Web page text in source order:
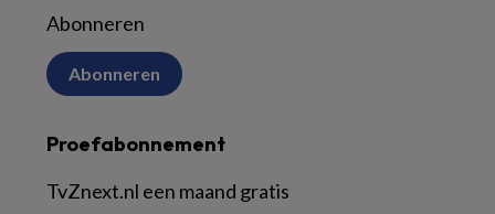
Abonneren
Abonneren
Proefabonnement
TvZnext.nl een maand gratis